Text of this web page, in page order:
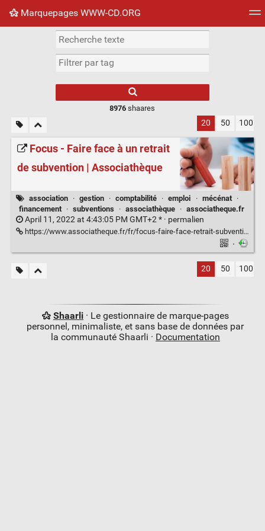
Marquepages WWW-CD.ORG
Nuage de tags Mur d'images
8976 shaares
20 50 100
Focus - Faire face à un retrait
de subvention | Associathèque
association · gestion · comptabilité · emploi · mécénat
·
financement
· subventions · associathèque · associatheque.fr
April 11, 2022 at 4:43:05 PM GMT+2 * · permalien
https://www.associatheque.fr/fr/focus-faire-face-retrait-subvention.html
·
20 50 100
Shaarli· Le gestionnaire de marque-pages
personnel, minimaliste, et sans base de données par
la communauté Shaarli · Documentation